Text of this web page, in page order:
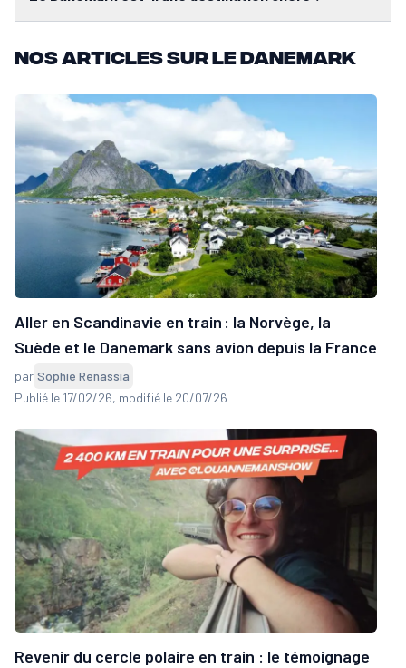
Nos articles sur le Danemark
Aller en Scandinavie en train : la Norvège, la
Suède et le Danemark sans avion depuis la France
par Sophie Renassia
Publié le 17/02/26, modifié le 20/07/26
Revenir du cercle polaire en train : le témoignage